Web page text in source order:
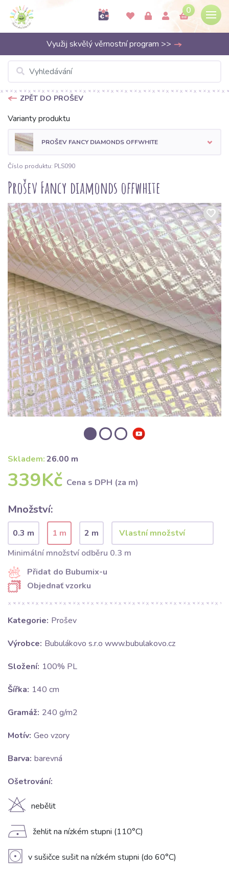
0
Využij skvělý věrnostní program >>
ZPĚT DO PROŠEV
Varianty produktu
PROŠEV FANCY DIAMONDS OFFWHITE
Číslo produktu: PLS090
Prošev Fancy diamonds offwhite
Skladem:26.00 m
339Kč Cena s DPH (za m)
Množství:
0.3 m 1 m
2 m
Minimální množství odběru 0.3 m
Přidat do Bubumix-u
Objednať vzorku
Kategorie: Prošev
Výrobce: Bubulákovo s.r.o www.bubulakovo.cz
Složení: 100% PL
Šířka: 140 cm
Gramáž: 240 g/m2
Motív: Geo vzory
Barva: barevná
Ošetrování:
H nebělit
D žehlit na nízkém stupni (110°C)
V v sušičce sušit na nízkém stupni (do 60°C)